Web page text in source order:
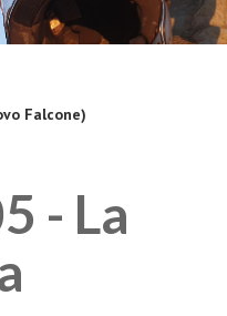
Falcone)
- La